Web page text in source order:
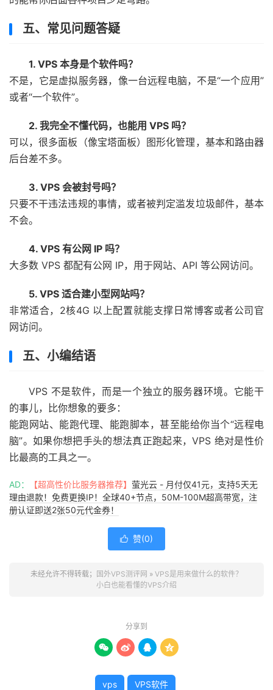
五、常见问题答疑
1. VPS 本身是个软件吗？
不是，它是虚拟服务器，像一台远程电脑，不是“一个应用”
或者“一个软件”。
2. 我完全不懂代码，也能用 VPS 吗？
可以，很多面板（像宝塔面板）图形化管理，基本和路由器
后台差不多。
3. VPS 会被封号吗？
只要不干违法违规的事情，或者被判定滥发垃圾邮件，基本
不会。
4. VPS 有公网 IP 吗？
大多数 VPS 都配有公网 IP，用于网站、API 等公网访问。
5. VPS 适合建小型网站吗？
非常适合，2核4G 以上配置就能支撑日常博客或者公司官
网访问。
五、小编结语
VPS 不是软件，而是一个独立的服务器环境。它能干
的事儿，比你想象的要多：
能跑网站、能跑代理、能跑脚本，甚至能给你当个“远程电
脑”。如果你想把手头的想法真正跑起来，VPS 绝对是性价
比最高的工具之一。
AD： 【超高性价比服务器推荐】 萤光云 - 月付仅41元，支持5天无
理由退款！免费更换IP！全球40+节点，50M-100M超高带宽，注
册认证即送2张50元代金券！
 赞(0)
未经允许不得转载； 国外VPS测评网 » VPS是用来做什么的软件？
小白也能看懂的VPS介绍
分享到
   
vps VPS软件